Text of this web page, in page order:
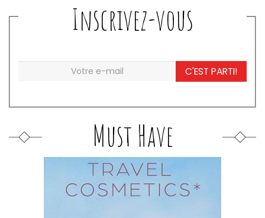
Inscrivez-vous
C'EST PARTI!
Must Have